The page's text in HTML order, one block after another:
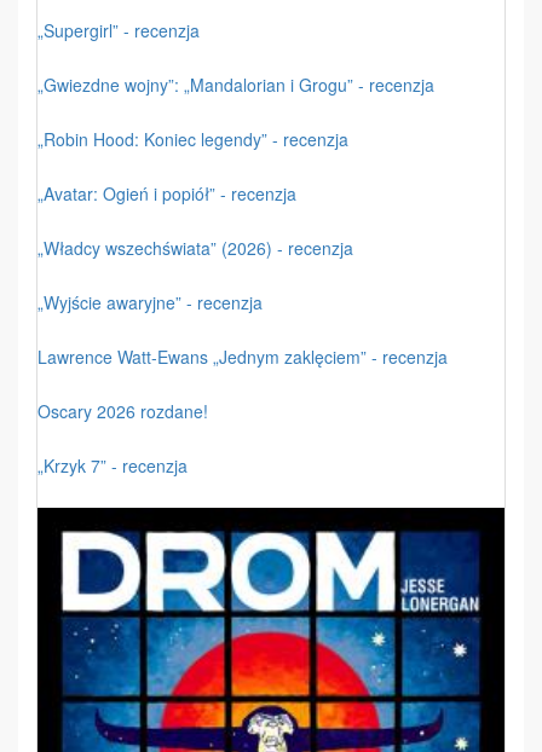
„Supergirl” - recenzja
„Gwiezdne wojny”: „Mandalorian i Grogu” - recenzja
„Robin Hood: Koniec legendy” - recenzja
„Avatar: Ogień i popiół” - recenzja
„Władcy wszechświata” (2026) - recenzja
„Wyjście awaryjne” - recenzja
Lawrence Watt-Ewans „Jednym zaklęciem” - recenzja
Oscary 2026 rozdane!
„Krzyk 7” - recenzja